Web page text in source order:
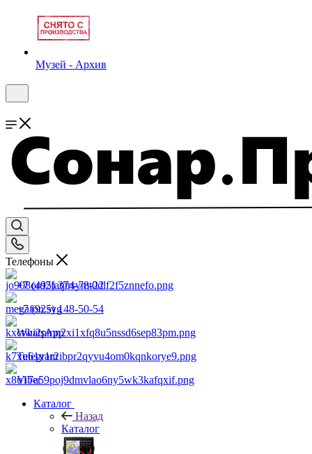
Музей - Архив
Телефоны
+7 (495) 374-78-22
+7 (925) 148-50-54
WhatsApp
Telegram
Viber
Каталог
Назад
Каталог